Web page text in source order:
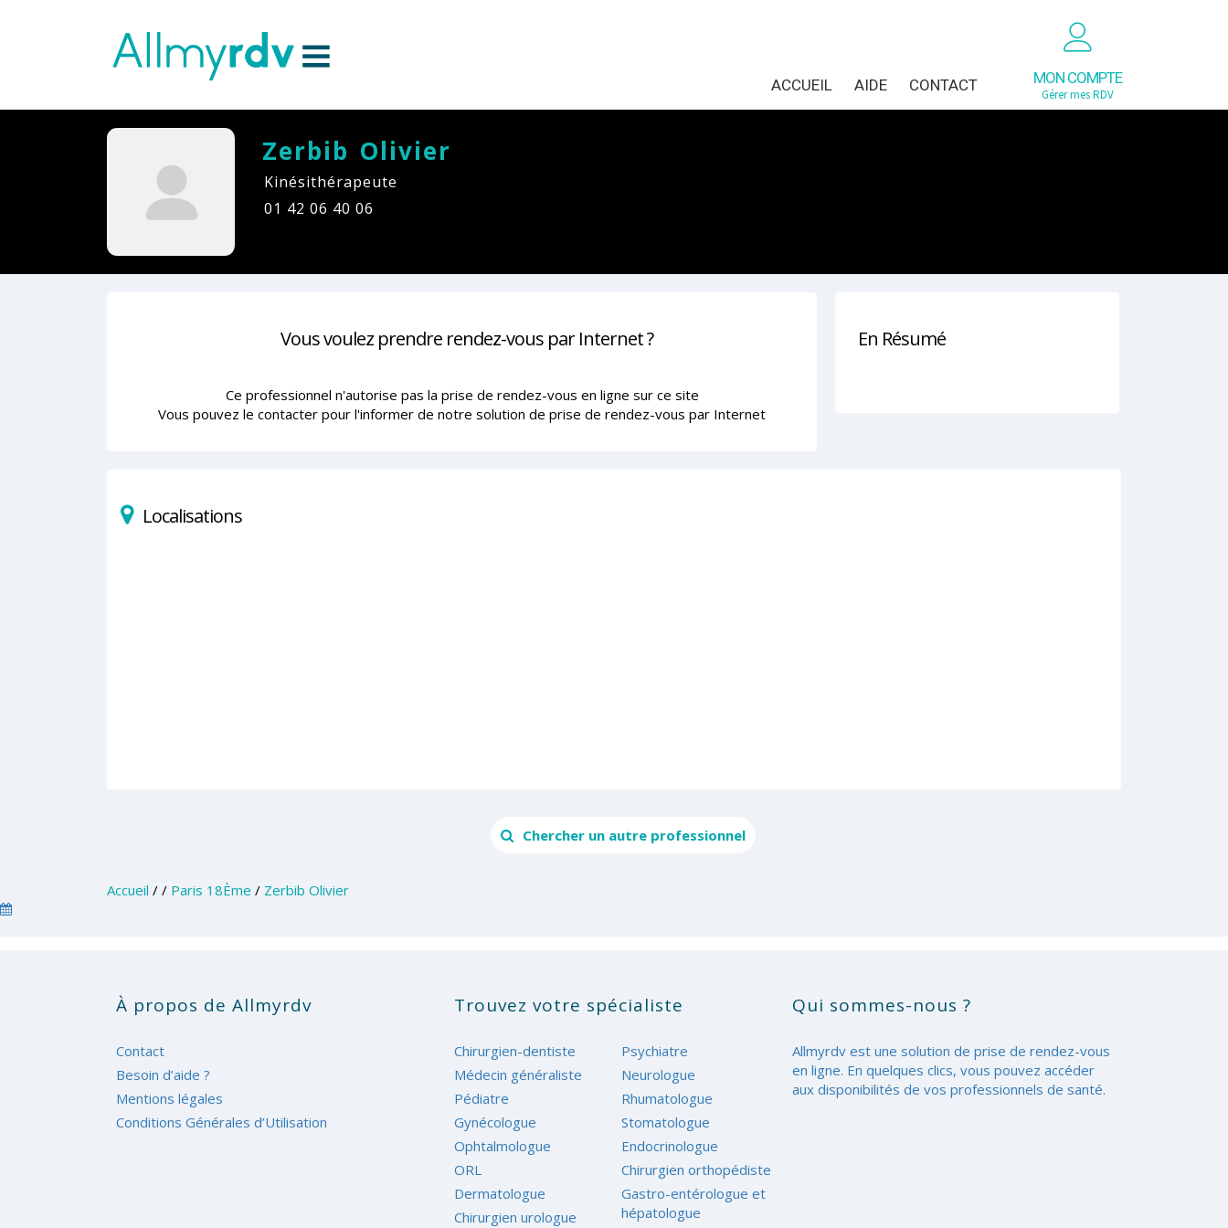
MON COMPTE
Gérer mes RDV
ACCUEIL AIDE CONTACT
Zerbib Olivier
Kinésithérapeute
01 42 06 40 06
En Résumé
Vous voulez prendre rendez-vous par Internet ?
Ce professionnel n'autorise pas la prise de rendez-vous en ligne sur ce site
Vous pouvez le contacter pour l'informer de notre solution de prise de rendez-vous par Internet
Localisations
Chercher un autre professionnel
Accueil / / Paris 18Ème / Zerbib Olivier
À propos de Allmyrdv
Contact
Besoin d’aide ?
Mentions légales
Conditions Générales d’Utilisation
Trouvez votre spécialiste
Chirurgien-dentiste
Médecin généraliste
Pédiatre
Gynécologue
Ophtalmologue
ORL
Dermatologue
Chirurgien urologue
Psychiatre
Neurologue
Rhumatologue
Stomatologue
Endocrinologue
Chirurgien orthopédiste
Gastro-entérologue et
hépatologue
Qui sommes-nous ?
Allmyrdv est une solution de prise de rendez-vous
en ligne. En quelques clics, vous pouvez accéder
aux disponibilités de vos professionnels de santé.